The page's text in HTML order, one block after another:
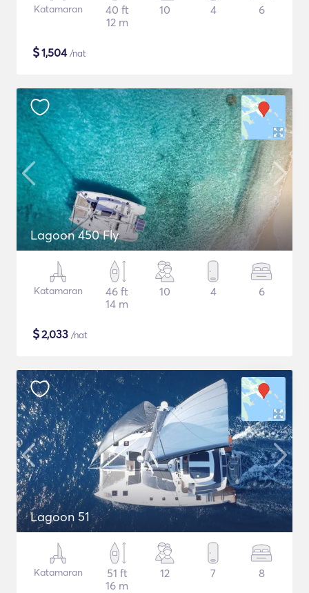
Katamaran
40 ft
12 m
10 4 6
$1,504/nat
Lagoon 450 Fly
Katamaran
46 ft
14 m
10 4 6
$2,033 /nat
Lagoon 51
Katamaran
51 ft
16 m
12 7 8